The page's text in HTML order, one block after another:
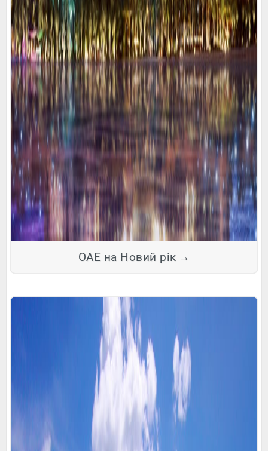
ОАЕ на Новий рік